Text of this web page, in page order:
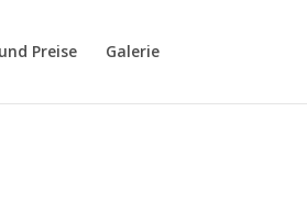
Preise Galerie